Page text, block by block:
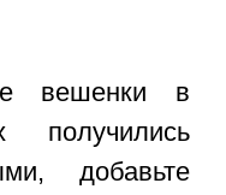
вешенки в
получились
добавьте